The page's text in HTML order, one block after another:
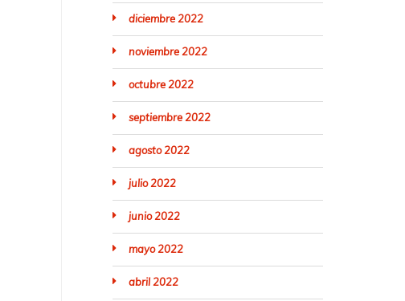
diciembre 2022
noviembre 2022
octubre 2022
septiembre 2022
agosto 2022
julio 2022
junio 2022
mayo 2022
abril 2022